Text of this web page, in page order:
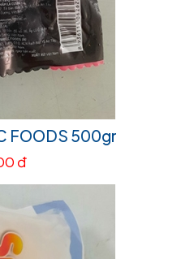
FOODS 500gr
đ